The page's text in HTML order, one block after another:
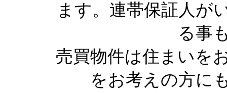
ます。連帯保証人が
る事
売買物件は住まいを
をお考えの方に